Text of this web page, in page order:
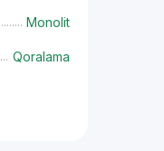
Monolit
Qoralama